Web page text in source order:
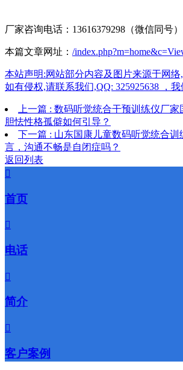
厂家咨询电话：13616379298（微信同号）
本篇文章网址： /
本站声明:网站部分内容及图片来源于网络
如有侵权,请联系我们,QQ: 325925638 ，
上一篇 : 数码听觉统合干预训练仪厂
胆怯性格孤僻如何引导？
下一篇 : 山东国康儿童数码听觉统合训
言，沟通不畅是自闭症吗？
返回列表

首页

电话

简介

客户案例